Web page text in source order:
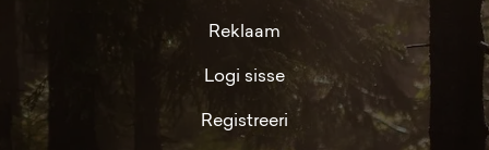
Reklaam
Logi sisse
Registreeri